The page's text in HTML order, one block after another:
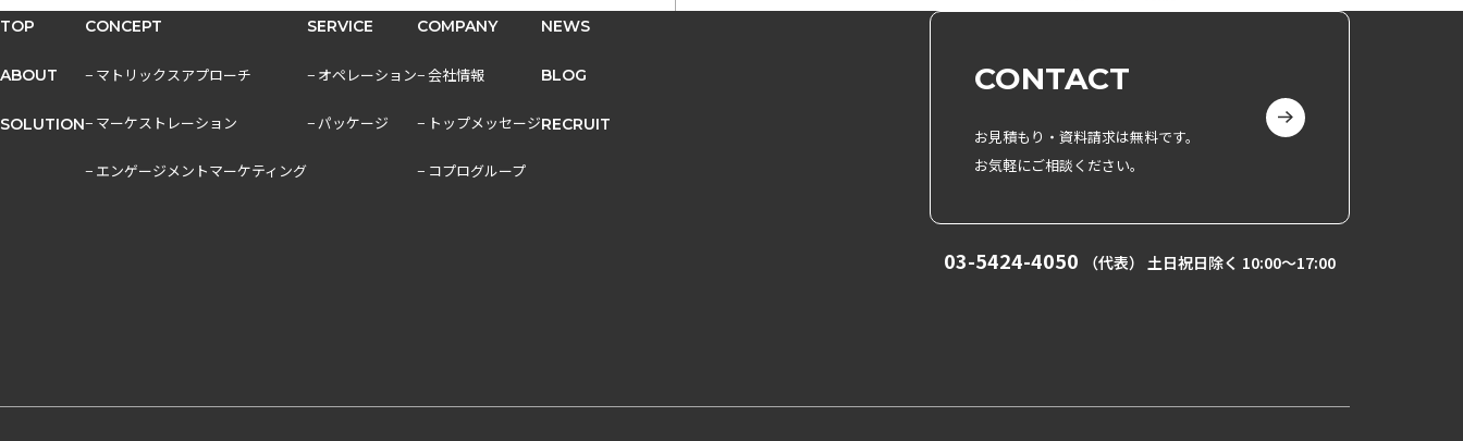
TOP
ABOUT
SOLUTION
CONCEPT
− マトリックスアプローチ
− マーケストレーション
− エンゲージメントマーケティング
SERVICE
− オペレーション
− パッケージ
COMPANY
− 会社情報
− トップメッセージ
− コプログループ
NEWS
BLOG
RECRUIT
CONTACT
お見積もり・資料請求は無料です。
お気軽にご相談ください。
03-5424-4050 （代表） 土日祝日除く 10:00〜17:00